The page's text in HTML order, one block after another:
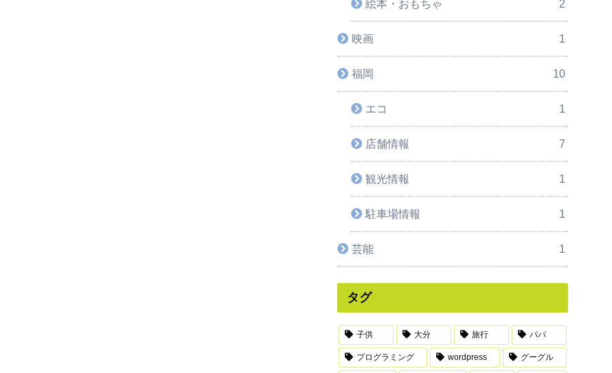
絵本・おもちゃ 2
映画 1
福岡 10
エコ 1
店舗情報 7
観光情報 1
駐車場情報 1
芸能 1
タグ
子供 大分 旅行 パパ
プログラミング wordpress グーグル